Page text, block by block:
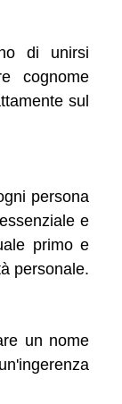
di unirsi
cognome
sul
persona
e
primo e
personale.
un nome